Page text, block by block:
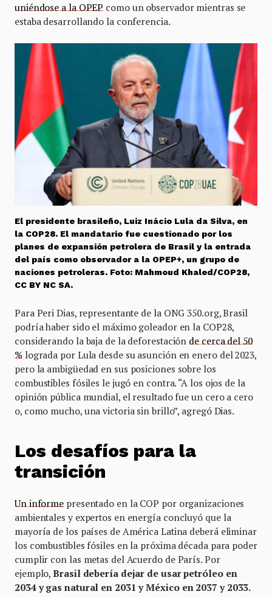
uniéndose a la OPEP como un observador mientras se
estaba desarrollando la conferencia.
El presidente brasileño, Luiz Inácio Lula da Silva, en
la COP28. El mandatario fue cuestionado por los
planes de expansión petrolera de Brasil y la entrada
del país como observador a la OPEP+, un grupo de
naciones petroleras. Foto: Mahmoud Khaled/COP28,
CC BY NC SA.
Para Peri Dias, representante de la ONG 350.org, Brasil
podría haber sido el máximo goleador en la COP28,
considerando la baja de la deforestación de cerca del 50
% lograda por Lula desde su asunción en enero del 2023,
pero la ambigüedad en sus posiciones sobre los
combustibles fósiles le jugó en contra. “A los ojos de la
opinión pública mundial, el resultado fue un cero a cero
o, como mucho, una victoria sin brillo”, agregó Dias.
Los desafíos para la
transición
Un informe presentado en la COP por organizaciones
ambientales y expertos en energía concluyó que la
mayoría de los países de América Latina deberá eliminar
los combustibles fósiles en la próxima década para poder
cumplir con las metas del Acuerdo de París. Por
ejemplo,Brasil debería dejar de usar petróleo en
2034 y gas natural en 2031 y México en 2037 y 2033.